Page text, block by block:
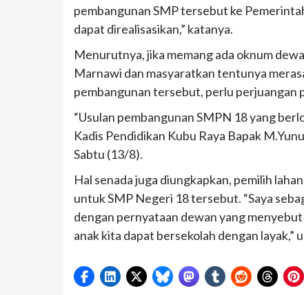
pembangunan SMP tersebut ke
dapat direalisasikan,” katanya.
Menurutnya, jika memang ada oknum
Marnawi dan masyaratkan tentunya
pembangunan tersebut, perlu perjuangan
“Usulan pembangunan SMPN 18 yang
Kadis Pendidikan Kubu Raya Bapak
Sabtu (13/8).
Hal senada juga diungkapkan, pemilih
untuk SMP Negeri 18 tersebut. “Saya
dengan pernyataan dewan yang
anak kita dapat bersekolah dengan layak,”